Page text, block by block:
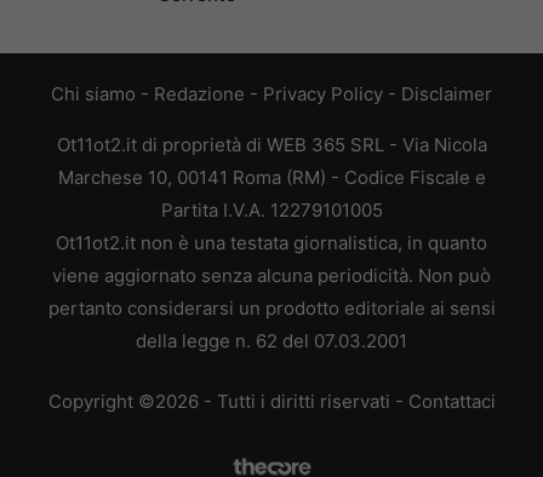
Chi siamo - Redazione - Privacy Policy - Disclaimer
Ot11ot2.it di proprietà di WEB 365 SRL - Via Nicola
Marchese 10, 00141 Roma (RM) - Codice Fiscale e
Partita I.V.A. 12279101005
Ot11ot2.it non è una testata giornalistica, in quanto
viene aggiornato senza alcuna periodicità. Non può
pertanto considerarsi un prodotto editoriale ai sensi
della legge n. 62 del 07.03.2001
Copyright ©2026 - Tutti i diritti riservati - Contattaci